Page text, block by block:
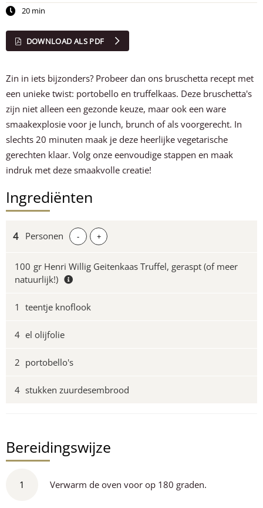
20 min
DOWNLOAD ALS PDF
Zin in iets bijzonders? Probeer dan ons bruschetta recept met
een unieke twist: portobello en truffelkaas. Deze bruschetta's
zijn niet alleen een gezonde keuze, maar ook een ware
smaakexplosie voor je lunch, brunch of als voorgerecht. In
slechts 20 minuten maak je deze heerlijke vegetarische
gerechten klaar. Volg onze eenvoudige stappen en maak
indruk met deze smaakvolle creatie!
Ingrediënten
Personen - +
100 gr Henri Willig Geitenkaas Truffel, geraspt (of meer
natuurlijk!)
1 teentje knoflook
4 el olijfolie
2 portobello's
4 stukken zuurdesembrood
Bereidingswijze
1 Verwarm de oven voor op 180 graden.